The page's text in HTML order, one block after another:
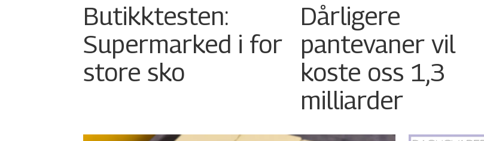
Butikktesten:
Supermarked i for
store sko
Dårligere
pantevaner vil
koste oss 1,3
milliarder